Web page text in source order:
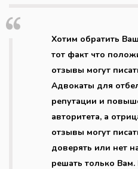
Хотим обратить
тот факт что
отзывы могут
Адвокаты для
репутации и
авторитета, а
отзывы могут
доверять или нет
решать только